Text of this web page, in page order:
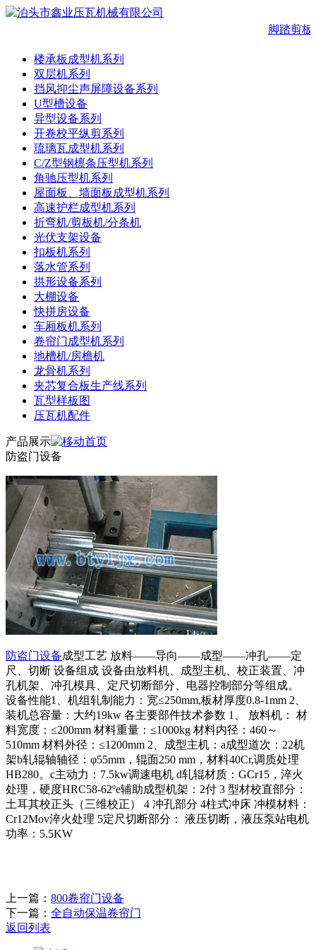
脚踏剪板
楼承板成型机系列
双层机系列
挡风抑尘声屏障设备系列
U型槽设备
异型设备系列
开卷校平纵剪系列
琉璃瓦成型机系列
C/Z型钢檩条压型机系列
角驰压型机系列
屋面板、墙面板成型机系列
高速护栏成型机系列
折弯机/剪板机/分条机
光伏支架设备
扣板机系列
落水管系列
拱形设备系列
大棚设备
快拼房设备
车厢板机系列
卷帘门成型机系列
地槽机/房檐机
龙骨机系列
夹芯复合板生产线系列
瓦型样板图
压瓦机配件
产品展示
防盗门设备
防盗门设备成型工艺 放料——导向——成型——冲孔——定
尺、切断 设备组成 设备由放料机、成型主机、校正装置、冲
孔机架、冲孔模具、定尺切断部分、电器控制部分等组成。
设备性能1、机组轧制能力：宽≤250mm,板材厚度0.8-1mm 2、
装机总容量：大约19kw 各主要部件技术参数 1、 放料机： 材
料宽度：≤200mm 材料重量：≤1000kg 材料内径：460～
510mm 材料外径：≤1200mm 2、成型主机：a成型道次：22机
架b轧辊轴轴径：φ55mm，辊面250 mm，材料40Cr,调质处理
HB280。c主动力：7.5kw调速电机 d轧辊材质：GCr15，淬火
处理，硬度HRC58-62ºe辅助成型机架：2付 3 型材校直部分：
土耳其校正头（三维校正） 4 冲孔部分 4柱式冲床 冲模材料：
Cr12Mov淬火处理 5定尺切断部分： 液压切断，液压泵站电机
功率：5.5KW
上一篇： 800卷帘门设备
下一篇： 全自动保温卷帘门
返回列表